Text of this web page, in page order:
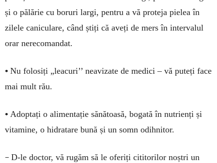
și o pălărie cu boruri largi, pentru a vă proteja pielea în
zilele caniculare, când știți că aveți de mers în intervalul
orar nerecomandat.
• Nu folosiți „leacuri’’ neavizate de medici – vă puteți face
mai mult rău.
• Adoptați o alimentație sănătoasă, bogată în nutrienți și
vitamine, o hidratare bună și un somn odihnitor.
– D-le doctor, vă rugăm să le oferiți cititorilor noștri un